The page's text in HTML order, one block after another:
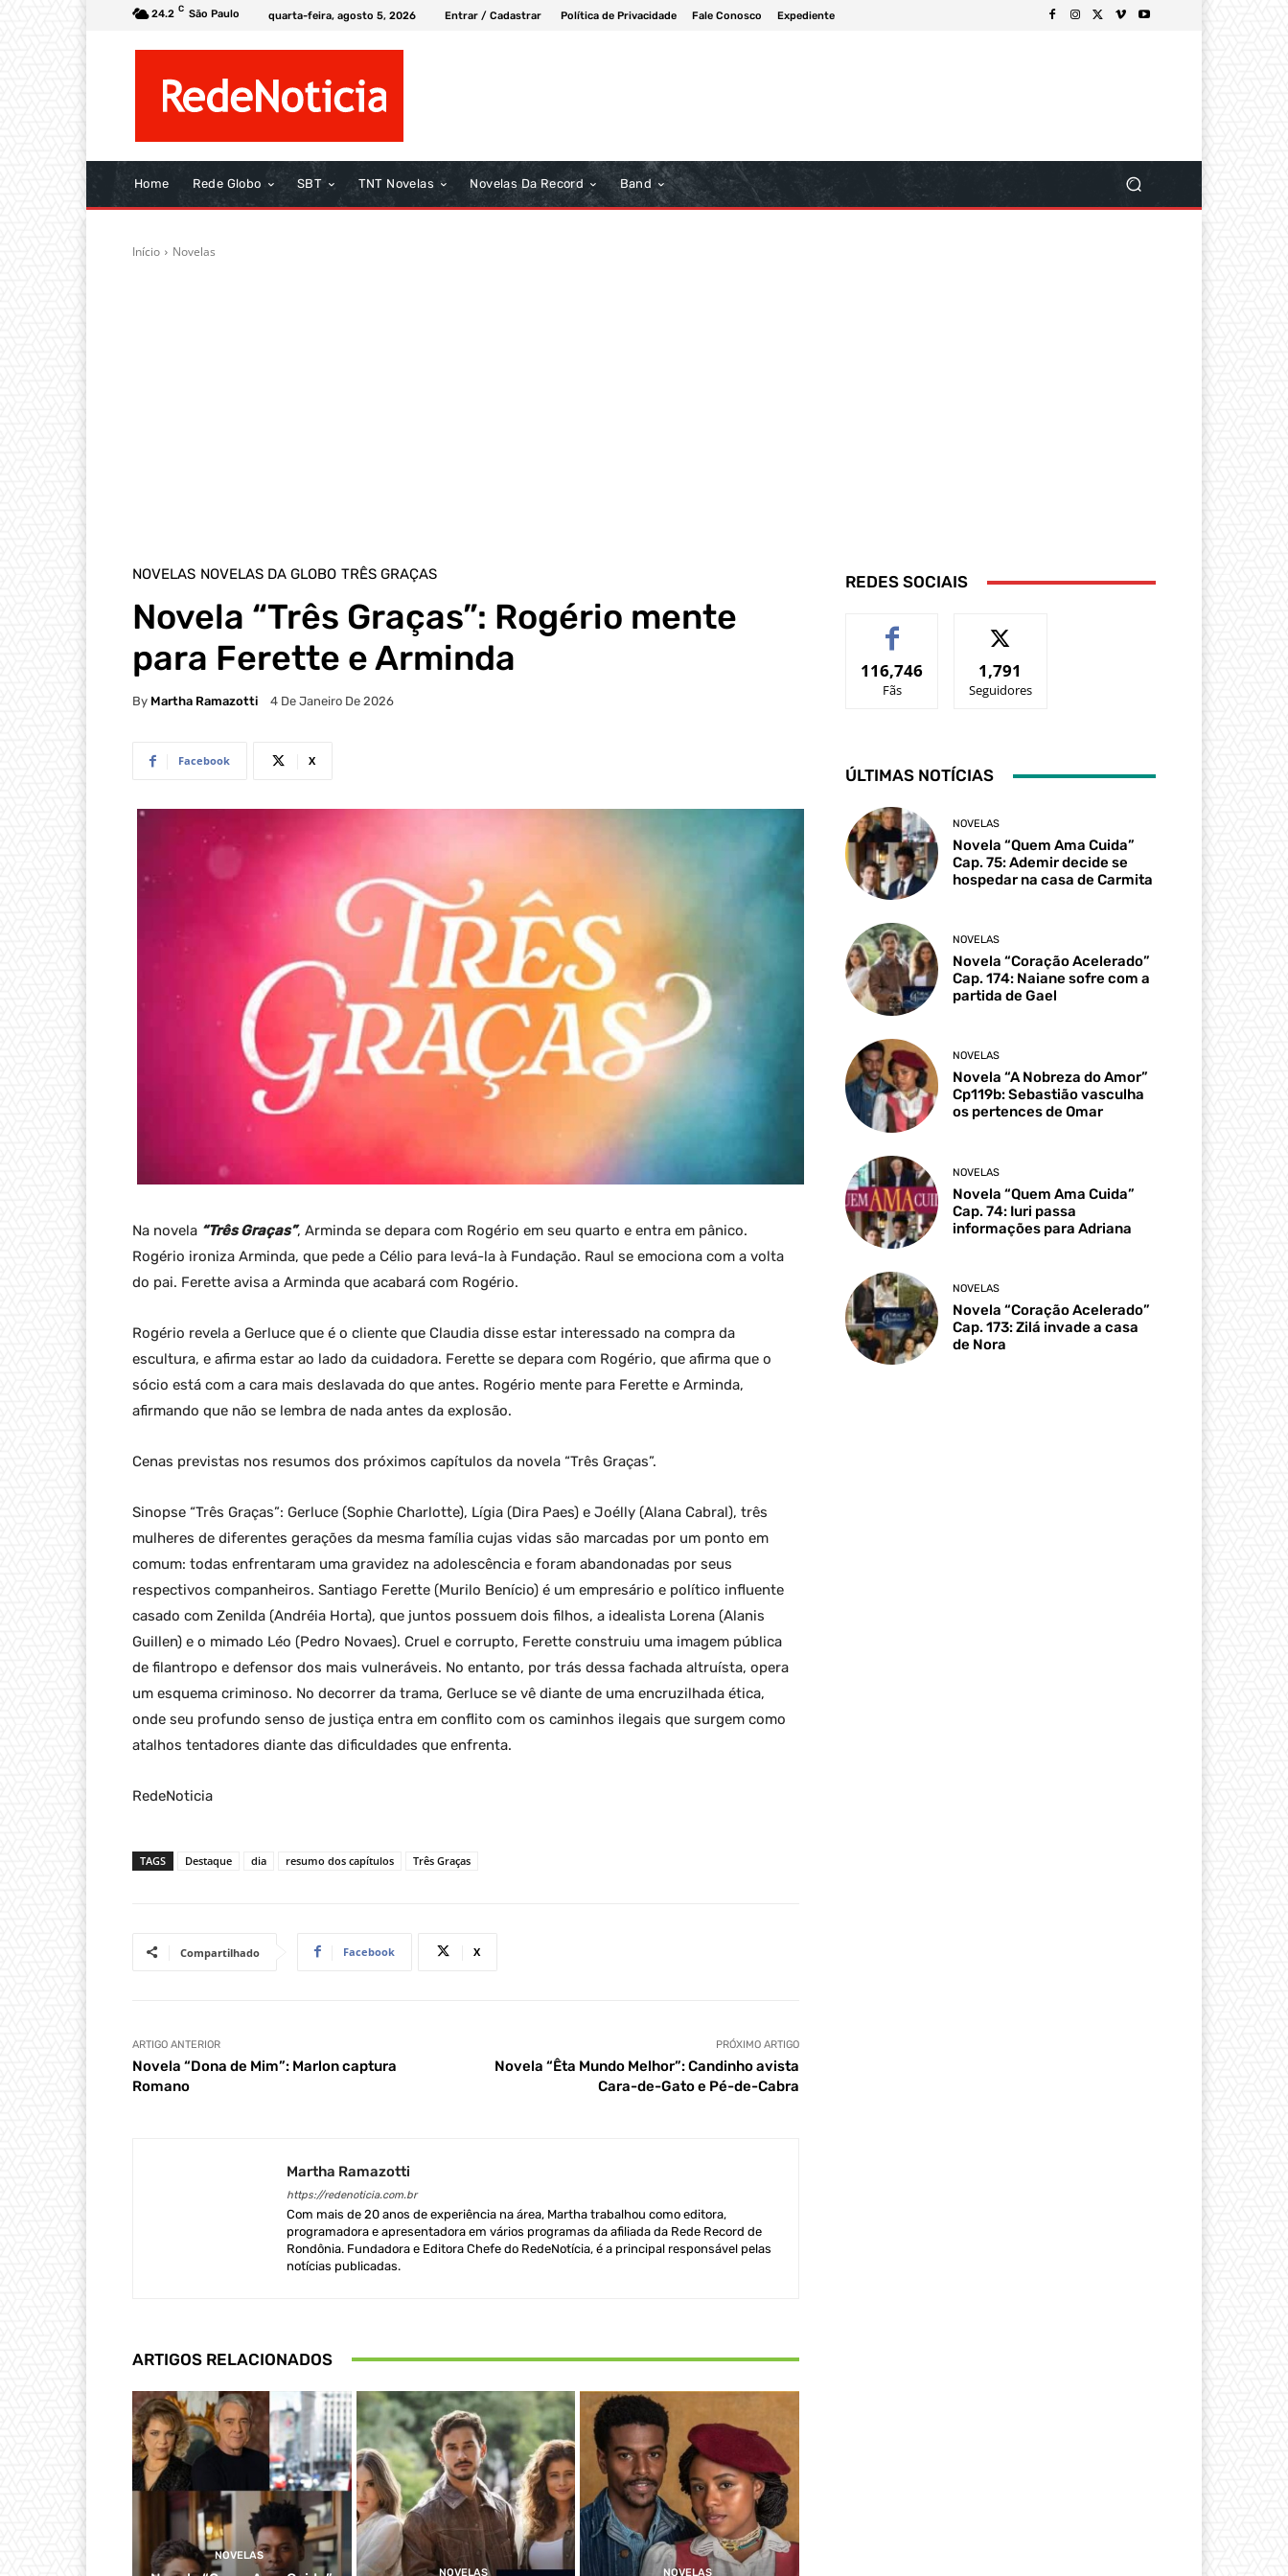
24.2 C São Paulo quarta-feira, agosto 5, 2026 Entrar / Cadastrar Política de Privacidade Fale Conosco Expediente
Home Rede Globo SBT TNT Novelas Novelas Da Record Band
Início Novelas
NOVELAS NOVELAS DA GLOBO TRÊS GRAÇAS
Novela “Três Graças”: Rogério mente
para Ferette e Arminda
By Martha Ramazotti 4 De Janeiro De 2026
Facebook X
Na novela “Três Graças”, Arminda se depara com Rogério em seu quarto e entra em pânico.
Rogério ironiza Arminda, que pede a Célio para levá-la à Fundação. Raul se emociona com a volta
do pai. Ferette avisa a Arminda que acabará com Rogério.
Rogério revela a Gerluce que é o cliente que Claudia disse estar interessado na compra da
escultura, e afirma estar ao lado da cuidadora. Ferette se depara com Rogério, que afirma que o
sócio está com a cara mais deslavada do que antes. Rogério mente para Ferette e Arminda,
afirmando que não se lembra de nada antes da explosão.
Cenas previstas nos resumos dos próximos capítulos da novela “Três Graças”.
Sinopse “Três Graças”: Gerluce (Sophie Charlotte), Lígia (Dira Paes) e Joélly (Alana Cabral), três
mulheres de diferentes gerações da mesma família cujas vidas são marcadas por um ponto em
comum: todas enfrentaram uma gravidez na adolescência e foram abandonadas por seus
respectivos companheiros. Santiago Ferette (Murilo Benício) é um empresário e político influente
casado com Zenilda (Andréia Horta), que juntos possuem dois filhos, a idealista Lorena (Alanis
Guillen) e o mimado Léo (Pedro Novaes). Cruel e corrupto, Ferette construiu uma imagem pública
de filantropo e defensor dos mais vulneráveis. No entanto, por trás dessa fachada altruísta, opera
um esquema criminoso. No decorrer da trama, Gerluce se vê diante de uma encruzilhada ética,
onde seu profundo senso de justiça entra em conflito com os caminhos ilegais que surgem como
atalhos tentadores diante das dificuldades que enfrenta.
RedeNoticia
TAGS Destaque dia resumo dos capítulos Três Graças
Compartilhado Facebook X
ARTIGO ANTERIOR
Novela “Dona de Mim”: Marlon captura
Romano
PRÓXIMO ARTIGO
Novela “Êta Mundo Melhor”: Candinho avista
Cara-de-Gato e Pé-de-Cabra
Martha Ramazotti
https://redenoticia.com.br
Com mais de 20 anos de experiência na área, Martha trabalhou como editora,
programadora e apresentadora em vários programas da afiliada da Rede Record de
Rondônia. Fundadora e Editora Chefe do RedeNotícia, é a principal responsável pelas
notícias publicadas.
ARTIGOS RELACIONADOS
NOVELAS
NOVELAS NOVELAS
REDES SOCIAIS
116,746
Fãs
1,791
Seguidores
ÚLTIMAS NOTÍCIAS
NOVELAS
Novela “Quem Ama Cuida”
Cap. 75: Ademir decide se
hospedar na casa de Carmita
NOVELAS
Novela “Coração Acelerado”
Cap. 174: Naiane sofre com a
partida de Gael
NOVELAS
Novela “A Nobreza do Amor”
Cp119b: Sebastião vasculha
os pertences de Omar
NOVELAS
Novela “Quem Ama Cuida”
Cap. 74: Iuri passa
informações para Adriana
NOVELAS
Novela “Coração Acelerado”
Cap. 173: Zilá invade a casa
de Nora